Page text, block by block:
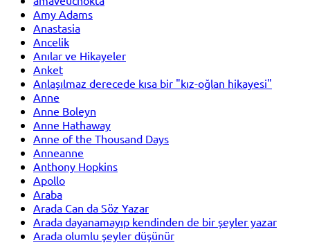
Amy Adams
Anastasia
Ancelik
Anılar ve Hikayeler
Anket
Anlaşılmaz derecede kısa bir "kız-oğlan hikayesi"
Anne
Anne Boleyn
Anne Hathaway
Anne of the Thousand Days
Anneanne
Anthony Hopkins
Apollo
Araba
Arada Can da Söz Yazar
Arada dayanamayıp kendinden de bir şeyler yazar
Arada olumlu şeyler düşünür